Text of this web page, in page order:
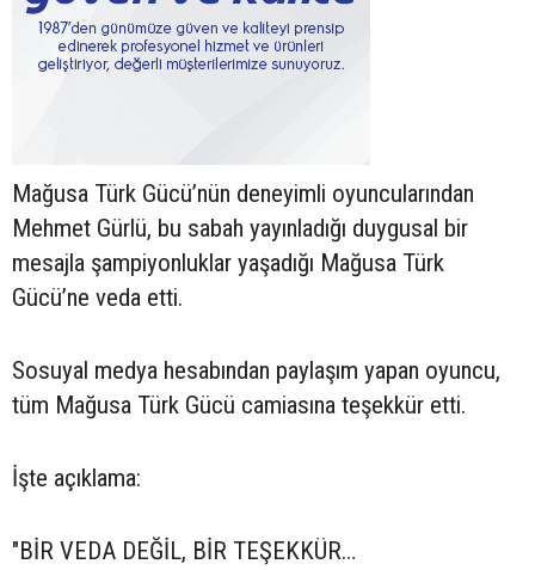
Mağusa Türk Gücü’nün deneyimli oyuncularından
Mehmet Gürlü, bu sabah yayınladığı duygusal bir
mesajla şampiyonluklar yaşadığı Mağusa Türk
Gücü’ne veda etti.
Sosuyal medya hesabından paylaşım yapan oyuncu,
tüm Mağusa Türk Gücü camiasına teşekkür etti.
İşte açıklama:
"BİR VEDA DEĞİL, BİR TEŞEKKÜR…